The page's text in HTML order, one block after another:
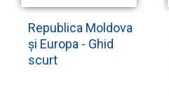
Republica Moldova
și Europa - Ghid
scurt